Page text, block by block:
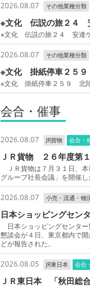
2026.08.07 その他業種分類
※文化 伝説の旅２４
※文化 伝説の旅２４ 安達
2026.08.07 その他業種分類
※文化 掛紙停車２５９
※文化 掛紙停車２５９ 北陸
会合・催事
2026.08.07 JR貨物 会合・
ＪＲ貨物 ２６年度第
ＪＲ貨物は７月３１日、
グループ社長会議」を開催し
2026.08.07 小売・流通・物
日本ショッピングセン
日本ショッピングセンタ
懇談会が４日、東京都内で
どが報告された。
2026.08.05 JR東日本 会合
ＪＲ東日本 「秋田総